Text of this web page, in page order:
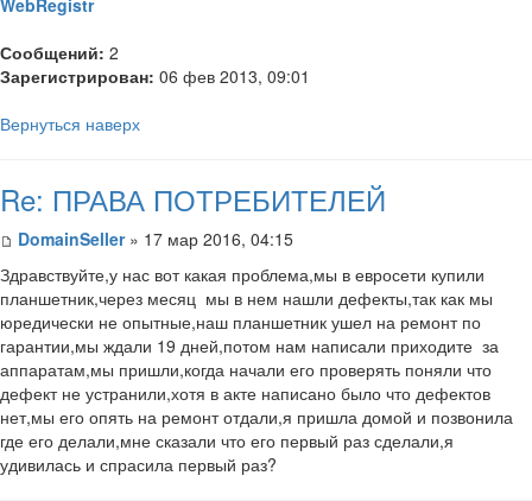
Сообщений: 2
Зарегистрирован: 06 фев 2013, 09:01
Вернуться наверх
Re: ПРАВА ПОТРЕБИТЕЛЕЙ
DomainSeller» 17 мар 2016, 04:15
Здравствуйте,у нас вот какая проблема,мы в евросети купили
планшетник,через месяц мы в нем нашли дефекты,так как мы
юредически не опытные,наш планшетник ушел на ремонт по
гарантии,мы ждали 19 дней,потом нам написали приходите за
аппаратам,мы пришли,когда начали его проверять поняли что
дефект не устранили,хотя в акте написано было что дефектов
нет,мы его опять на ремонт отдали,я пришла домой и позвонила
где его делали,мне сказали что его первый раз сделали,я
удивилась и спрасила первый раз?